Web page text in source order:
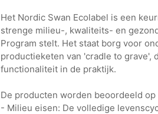
Het Nordic Swan Ecolabel is een
strenge milieu-, kwaliteits- en
Program stelt. Het staat borg voor
productieketen van 'cradle to grave',
functionaliteit in de praktijk.
De producten worden beoordeeld
- Milieu eisen: De volledige